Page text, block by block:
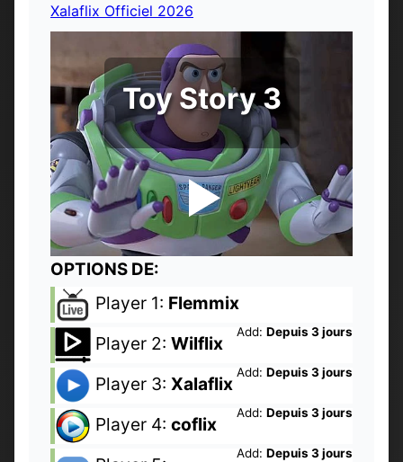
Xalaflix Officiel 2026
Toy Story 3
OPTIONS DE:
Player 1: Flemmix
Add: Depuis 3 jours
Player 2: Wilflix
Add: Depuis 3 jours
Player 3: Xalaflix
Add: Depuis 3 jours
Player 4: coflix
Add: Depuis 3 jours